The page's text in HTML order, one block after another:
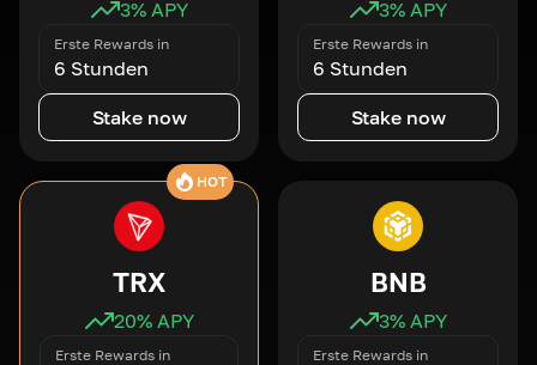
3% APY
Erste Rewards in
6 Stunden
Stake now
3% APY
Erste Rewards in
6 Stunden
Stake now
HOT
TRX
20% APY
Erste Rewards in
BNB
3% APY
Erste Rewards in